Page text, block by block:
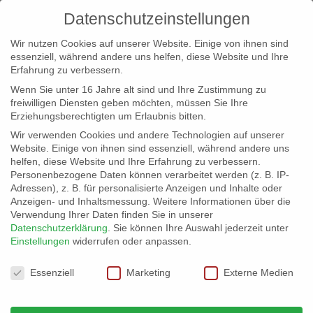
info@erfolgreich-events.de
+4940 46 777 230
Datenschutzeinstellungen
Wir nutzen Cookies auf unserer Website. Einige von ihnen sind
essenziell, während andere uns helfen, diese Website und Ihre
Erfahrung zu verbessern.
Wenn Sie unter 16 Jahre alt sind und Ihre Zustimmung zu
freiwilligen Diensten geben möchten, müssen Sie Ihre
Erziehungsberechtigten um Erlaubnis bitten.
Wir verwenden Cookies und andere Technologien auf unserer
Website. Einige von ihnen sind essenziell, während andere uns
helfen, diese Website und Ihre Erfahrung zu verbessern.
Personenbezogene Daten können verarbeitet werden (z. B. IP-
Adressen), z. B. für personalisierte Anzeigen und Inhalte oder
Anzeigen- und Inhaltsmessung. Weitere Informationen über die
Verwendung Ihrer Daten finden Sie in unserer
Datenschutzerklärung
Sie können Ihre Auswahl jederzeit unter
Einstellungen widerrufen oder anpassen.
Datenschutzeinstellungen
Essenziell Marketing Externe Medien